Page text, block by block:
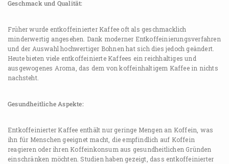
Geschmack und Qualität:
Früher wurde entkoffeinierter Kaffee oft als geschmacklich
minderwertig angesehen. Dank moderner Entkoffeinierungsverfahren
und der Auswahl hochwertiger Bohnen hat sich dies jedoch geändert.
Heute bieten viele entkoffeinierte Kaffees ein reichhaltiges und
ausgewogenes Aroma, das dem von koffeinhaltigem Kaffee in nichts
nachsteht.
Gesundheitliche Aspekte:
Entkoffeinierter Kaffee enthält nur geringe Mengen an Koffein, was
ihn für Menschen geeignet macht, die empfindlich auf Koffein
reagieren oder ihren Koffeinkonsum aus gesundheitlichen Gründen
einschränken möchten. Studien haben gezeigt, dass entkoffeinierter